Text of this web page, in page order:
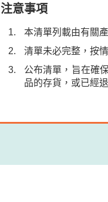
注意事項
本清單列載由有關
清單未必完整，按
公布清單，旨在確
品的存貨，或已經